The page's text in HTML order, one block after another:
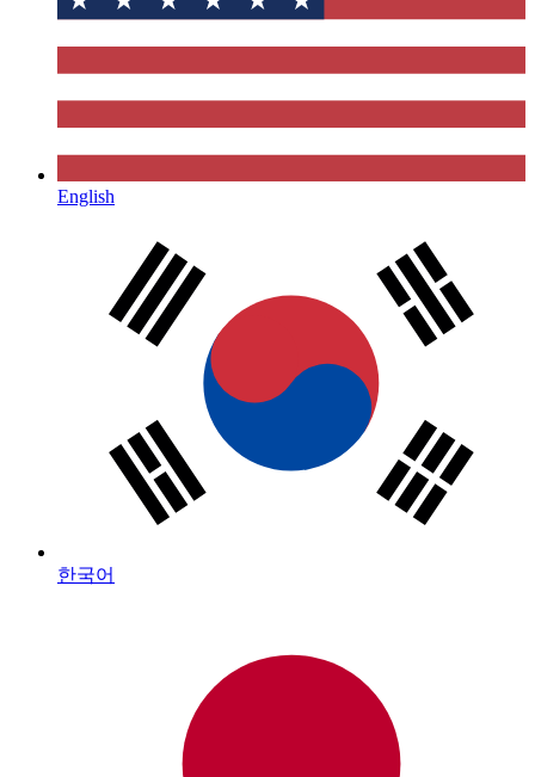
English
한국어